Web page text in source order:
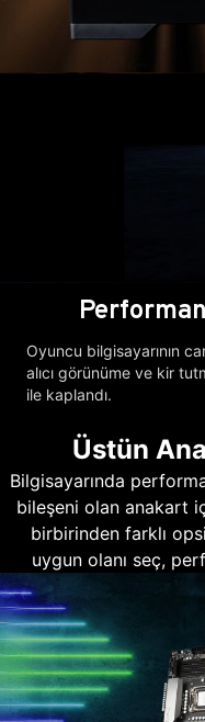
Oyuncu bilgisayarının
alıcı görünüme ve kir
ile kaplandı.
Üstün
Bilgisayarında
bileşeni olan anakart
birbirinden farklı
uygun olanı seç,